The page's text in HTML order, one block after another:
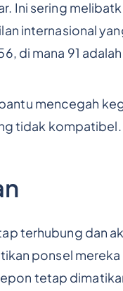
Ini sering
internasional
di mana 91
mencegah
tidak kompatibel.
terhubung dan
ponsel
tetap